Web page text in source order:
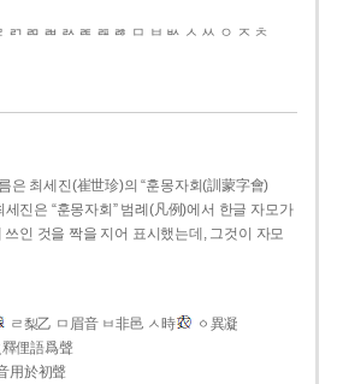
ㄺ ㄻ ㄼ ㄽ ㄾ ㄿ ㅀ ㅁ ㅂ ㅄ ㅅ ㅆ ㅇ ㅈ ㅊ
은 최세진(崔世珍)의 “훈몽자회(訓蒙字會)
진은 “훈몽자회” 범례(凡例)에서 한글 자모가
인 것을 짝을 지어 표시했는데, 그것이 자모
ㄹ梨乙 ㅁ眉音 ㅂ非邑 ㅅ時
ㆁ異凝
俚語爲聲
用於初聲